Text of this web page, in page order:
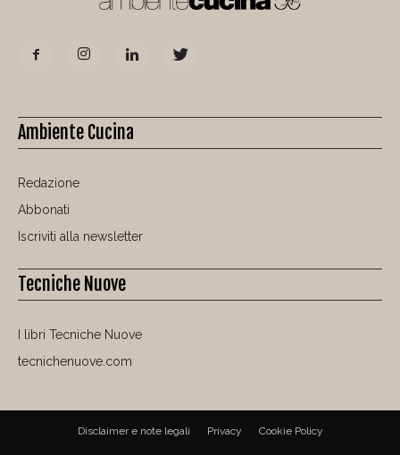
Ambiente Cucina
Redazione
Abbonati
Iscriviti alla newsletter
Tecniche Nuove
I libri Tecniche Nuove
tecnichenuove.com
Disclaimer e note legali Privacy Cookie Policy